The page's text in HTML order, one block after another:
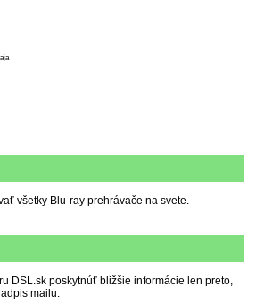
všetky Blu-ray prehrávače na svete.
DSL.sk poskytnúť bližšie informácie len preto,
mailu.